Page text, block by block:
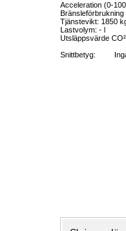
Acceleration (0-
Tjänstevikt: 1850
Lastvolym: - l
Utsläppsvärde
Snittbetyg: